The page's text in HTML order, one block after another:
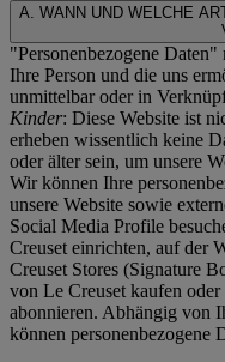
A. WANN UND WELCHE
"Personenbezogene
Ihre Person und die uns
unmittelbar oder in
Kinder: Diese Website ist
erheben wissentlich keine
oder älter sein, um unsere
Wir können Ihre
unsere Website sowie
Social Media Profile
Creuset einrichten, auf der
Creuset Stores (Signature
von Le Creuset kaufen
abonnieren. Abhängig von
können personenbezogene